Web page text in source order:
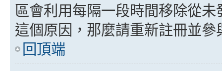
區會利用每隔一段時間移除從
這個原因，那麼請重新註冊並參
回頂端